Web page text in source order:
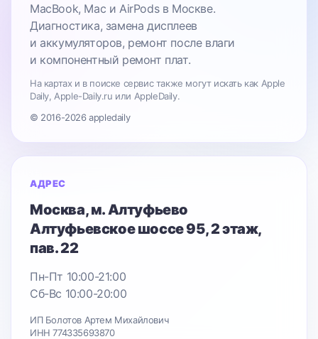
MacBook, Mac и AirPods в Москве.
Диагностика, замена дисплеев
и аккумуляторов, ремонт после влаги
и компонентный ремонт плат.
На картах и в поиске сервис также могут искать как Apple
Daily, Apple-Daily.ru или AppleDaily.
© 2016-2026 appledaily
АДРЕС
Москва, м. Алтуфьево
Алтуфьевское шоссе 95, 2 этаж,
пав. 22
Пн-Пт 10:00-21:00
Сб-Вс 10:00-20:00
ИП Болотов Артем Михайлович
ИНН 774335693870